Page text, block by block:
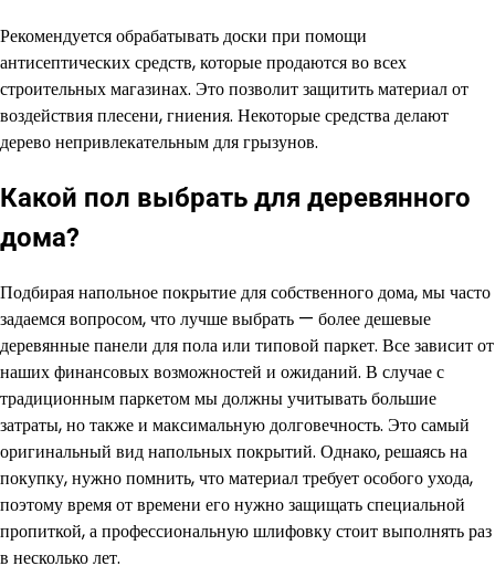
Рекомендуется обрабатывать доски при помощи
антисептических средств, которые продаются во всех
строительных магазинах. Это позволит защитить материал от
воздействия плесени, гниения. Некоторые средства делают
дерево непривлекательным для грызунов.
Какой пол выбрать для деревянного
дома?
Подбирая напольное покрытие для собственного дома, мы часто
задаемся вопросом, что лучше выбрать — более дешевые
деревянные панели для пола или типовой паркет. Все зависит от
наших финансовых возможностей и ожиданий. В случае с
традиционным паркетом мы должны учитывать большие
затраты, но также и максимальную долговечность. Это самый
оригинальный вид напольных покрытий. Однако, решаясь на
покупку, нужно помнить, что материал требует особого ухода,
поэтому время от времени его нужно защищать специальной
пропиткой, а профессиональную шлифовку стоит выполнять раз
в несколько лет.